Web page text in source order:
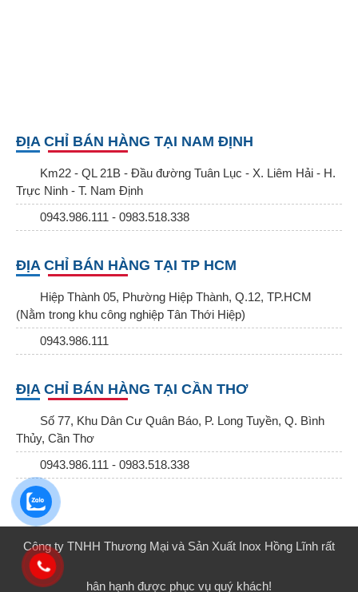
ĐỊA CHỈ BÁN HÀNG TẠI NAM ĐỊNH
Km22 - QL 21B - Đầu đường Tuân Lục - X. Liêm Hải - H.
Trực Ninh - T. Nam Định
0943.986.111 - 0983.518.338
ĐỊA CHỈ BÁN HÀNG TẠI TP HCM
Hiệp Thành 05, Phường Hiệp Thành, Q.12, TP.HCM
(Nằm trong khu công nghiệp Tân Thới Hiệp)
0943.986.111
ĐỊA CHỈ BÁN HÀNG TẠI CẦN THƠ
Số 77, Khu Dân Cư Quân Báo, P. Long Tuyền, Q. Bình
Thủy, Cần Thơ
0943.986.111 - 0983.518.338
Công ty TNHH Thương Mại và Sản Xuất Inox Hồng Lĩnh rất
hân hạnh được phục vụ quý khách!